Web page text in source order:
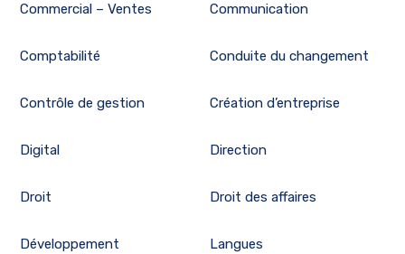
Commercial – Ventes Communication
Comptabilité Conduite du changement
Contrôle de gestion Création d’entreprise
Digital Direction
Droit Droit des affaires
Développement
Langues